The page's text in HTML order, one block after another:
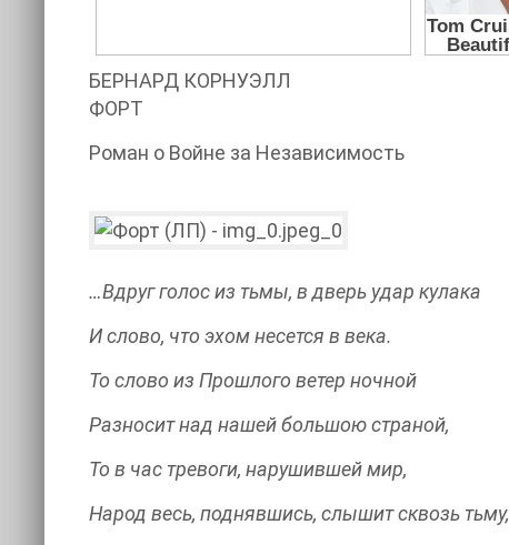
БЕРНАРД КОРНУЭЛЛ
ФОРТ
Роман о Войне за Независимость
…Вдруг голос из тьмы, в дверь удар кулака
И слово, что эхом несется в века.
То слово из Прошлого ветер ночной
Разносит над нашей большою страной,
То в час тревоги, нарушившей мир,
Народ весь, поднявшись, слышит сквозь тьму,